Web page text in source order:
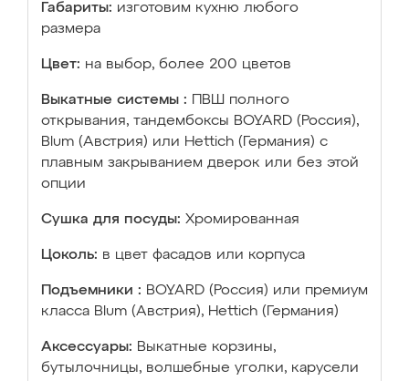
Габариты: изготовим кухню любого
размера
Цвет: на выбор, более 200 цветов
Выкатные системы :
ПВШ полного
открывания, тандембоксы BOYARD (Россия),
Blum (Австрия) или Hettich (Германия) с
плавным закрыванием дверок или без этой
опции
Сушка для посуды: Хромированная
Цоколь: в цвет фасадов или корпуса
Подъемники : BOYARD (Россия) или премиум
класса Blum (Австрия), Hettich (Германия)
Аксессуары: Выкатные корзины,
бутылочницы, волшебные уголки, карусели